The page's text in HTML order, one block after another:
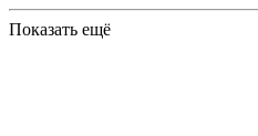
Показать ещё